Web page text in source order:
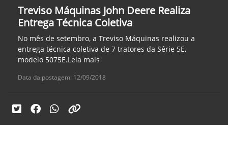
Treviso Máquinas John Deere Realiza
Entrega Técnica Coletiva
No mês de setembro, a Treviso Máquinas realizou a
entrega técnica coletiva de 7 tratores da Série 5E,
modelo 5075E.Leia mais
Data da postagem: 12/09/2018